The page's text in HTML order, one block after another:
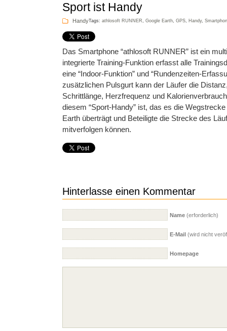
Sport ist Handy
Tags: athlosoft RUNNER, Google Earth, GPS, Handy,
Handy
Das Smartphone “athlosoft RUNNER” ist ein
integrierte Training-Funktion erfasst alle
eine “Indoor-Funktion” und “Rundenzeiten-
zusätzlichen Pulsgurt kann der Läufer die
Schrittlänge, Herzfrequenz und
diesem “Sport-Handy” ist, das es die
Earth überträgt und Beteiligte die Strecke des
mitverfolgen können.
Hinterlasse einen Kommentar
Name (erforderlich)
E-Mail (wird nicht
Homepage